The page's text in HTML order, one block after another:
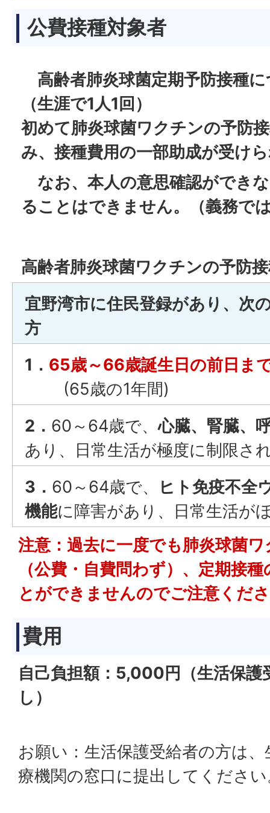
公費接種対象者
高齢者肺炎球菌定期予防接種
（生涯で1人1回）
初めて肺炎球菌ワクチンの予防
み、接種費用の一部助成が受け
なお、本人の意思確認ができ
ることはできません。（義務で
高齢者肺炎球菌ワクチンの予防
宜野湾市に住民登録があり、次
方
1． 65歳～66歳誕生日の前日ま
(65歳の1年間)
2． 60～64歳で、心臓、腎臓、
あり、日常生活が極度に制限さ
3． 60～64歳で、
ヒト免疫不全
機能に障害があり、日常生活が
注意：過去に一度でも肺炎球菌
（公費・自費問わず）、定期接
とができませんのでご注意くだ
費用
自己負担額：5,000円（生活保護
し）
お願い：生活保護受給者の方は
療機関の窓口に提出してくださ